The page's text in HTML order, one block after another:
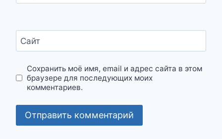
Сайт
Сохранить моё имя, email и адрес сайта в этом
браузере для последующих моих
комментариев.